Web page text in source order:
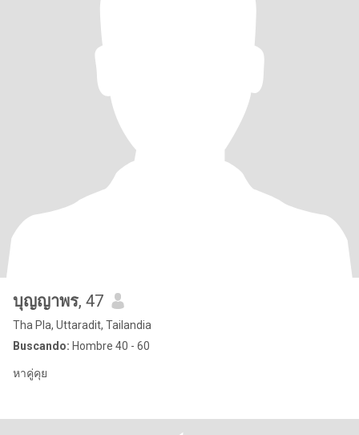
บุญญาพร, 47
Tha Pla, Uttaradit, Tailandia
Buscando: Hombre 40 - 60
หาคู่คุย